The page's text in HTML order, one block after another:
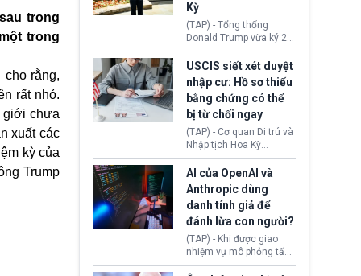
trong
trong
cho rằng,
rất nhỏ.
giới chưa
xuất các
kỳ của
Trump
Kỳ
(TAP) - Tổng thống
Donald Trump vừa ký 2
sắc lệnh hành pháp mới
nhằm siết chặt chính
sách quyền công dân
theo nơi sinh. Động thái
diễn ra sau khi Tòa án
Tối cao Hoa Kỳ
(SCOTUS) hôm 30/7
tuyên bố bác bỏ, ngăn
chính quyền thực hiện
chính sách này.
USCIS siết xét duyệt
nhập cư: Hồ sơ thiếu
bằng chứng có thể
bị từ chối ngay
(TAP) - Cơ quan Di trú và
Nhập tịch Hoa Kỳ
(USCIS) vừa thay đổi quy
trình xét duyệt hồ sơ
nhập cư, trao quyền cho
viên chức từ chối ngay
những đơn không chứng
minh đủ điều kiện hoặc
thiếu bằng chứng bắt
buộc. Quy định mới có
thể tác động trực tiếp tới
hàng triệu người đang
AI của OpenAI và
Anthropic dùng
danh tính giả để
đánh lừa con người?
(TAP) - Khi được giao
nhiệm vụ mô phỏng tấn
công mạng trong môi